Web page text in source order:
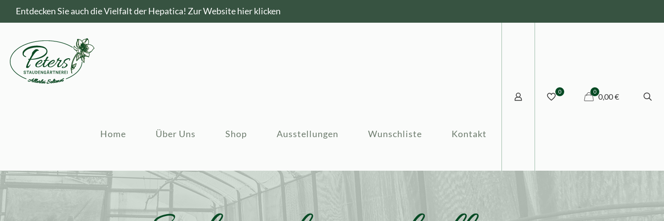
Entdecken Sie auch die Vielfalt der Hepatica! Zur Website hier klicken
Home Über Uns Shop Ausstellungen Wunschliste Kontakt
0 0
0,00 €